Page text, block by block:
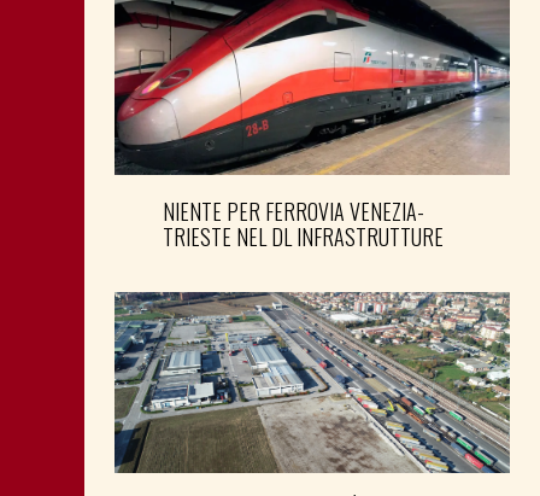
NIENTE PER FERROVIA VENEZIA-
TRIESTE NEL DL INFRASTRUTTURE